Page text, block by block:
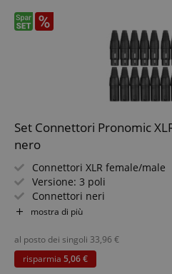
Set Connettori Pronomic
nero
Connettori XLR female/male
Versione: 3 poli
Connettori neri
Alta qualità con chiusura a
4x 5 pezzi
mostra di più
al posto dei singoli 33,96 €
risparmia 5,06 €